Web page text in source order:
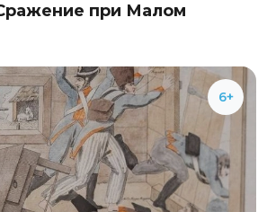
при Малом
6+